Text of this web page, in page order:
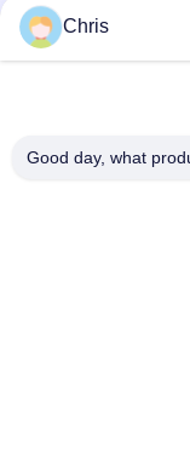
요
구
세
비 부직물
Chris
Good day, what